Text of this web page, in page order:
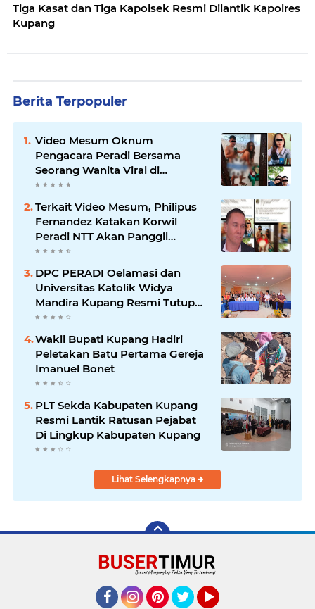
Tiga Kasat dan Tiga Kapolsek Resmi Dilantik Kapolres
Kupang
Berita Terpopuler
Video Mesum Oknum
Pengacara Peradi Bersama
Seorang Wanita Viral di
Facebook
Terkait Video Mesum, Philipus
Fernandez Katakan Korwil
Peradi NTT Akan Panggil
Oknum Advokat
DPC PERADI Oelamasi dan
Universitas Katolik Widya
Mandira Kupang Resmi Tutup
PKPA Angkatan II
Wakil Bupati Kupang Hadiri
Peletakan Batu Pertama Gereja
Imanuel Bonet
PLT Sekda Kabupaten Kupang
Resmi Lantik Ratusan Pejabat
Di Lingkup Kabupaten Kupang
Lihat Selengkapnya